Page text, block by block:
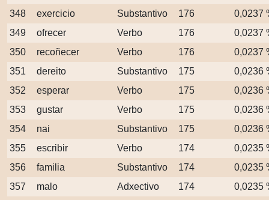
348
exercicio Substantivo 176
0,0237
349
ofrecer Verbo 176
0,0237
350
recoñecer Verbo 176
0,0237
351
dereito Substantivo 175
0,0236
352
esperar Verbo 175
0,0236
353
gustar Verbo 175
0,0236
354
nai Substantivo 175
0,0236
355
escribir Verbo 174
0,0235
356
familia Substantivo 174
0,0235
357
malo Adxectivo 174
0,0235